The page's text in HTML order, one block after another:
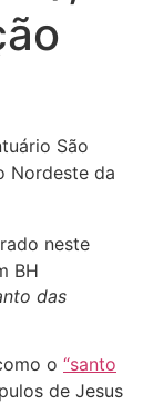
São
Nordeste da
das
o “santo
de Jesus